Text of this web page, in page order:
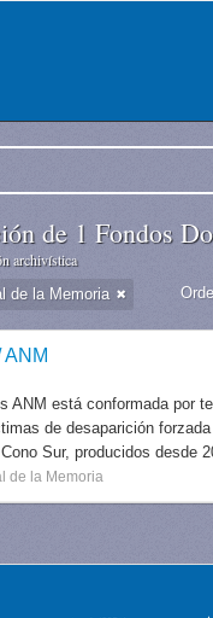
de 1 Fondos
archivística
de la Memoria
ANM
ANM está conformada por
de desaparición
Sur, producidos desde
de la Memoria